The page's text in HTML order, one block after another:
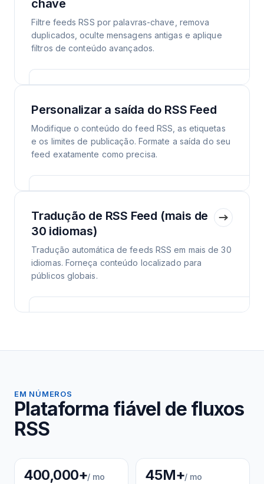
chave
Filtre feeds RSS por palavras-chave, remova
duplicados, oculte mensagens antigas e aplique
filtros de conteúdo avançados.
Personalizar a saída do RSS Feed
Modifique o conteúdo do feed RSS, as etiquetas
e os limites de publicação. Formate a saída do seu
feed exatamente como precisa.
Tradução de RSS Feed (mais de
30 idiomas)
Tradução automática de feeds RSS em mais de 30
idiomas. Forneça conteúdo localizado para
públicos globais.
EM NÚMEROS
Plataforma fiável de fluxos
RSS
400,000+/ mo
45M+/ mo